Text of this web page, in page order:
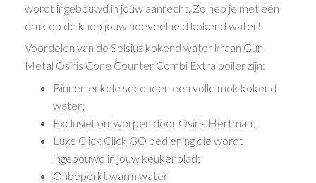
wordt ingebouwd in jouw aanrecht. Zo heb je met één
druk op de knop jouw hoeveelheid kokend water!
Voordelen van de Selsiuz kokend water kraan Gun
Metal Osiris Cone Counter Combi Extra boiler zijn:
Binnen enkele seconden een volle mok kokend
water;
Exclusief ontworpen door Osiris Hertman;
Luxe Click Click GO bediening die wordt
ingebouwd in jouw keukenblad;
Onbeperkt warm water